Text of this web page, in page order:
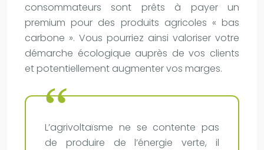
consommateurs sont prêts à payer un
premium pour des produits agricoles « bas
carbone ». Vous pourriez ainsi valoriser votre
démarche écologique auprès de vos clients
et potentiellement augmenter vos marges.
L’agrivoltaïsme ne se contente pas
de produire de l’énergie verte, il